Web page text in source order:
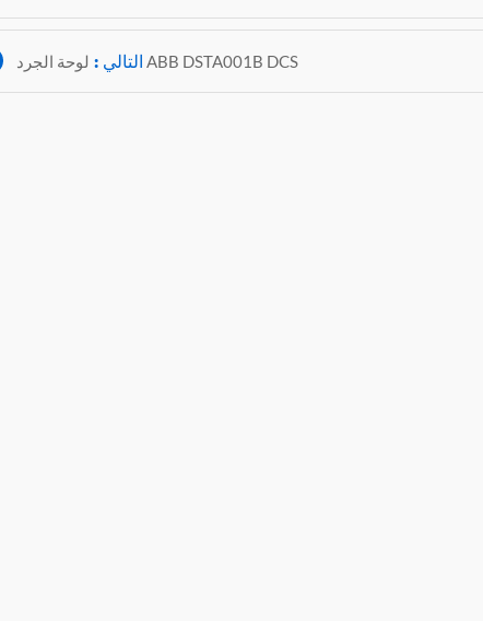
التالي : لوحة الجرد ABB DSTA001B DCS